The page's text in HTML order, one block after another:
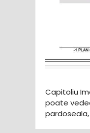
Capitoliu
poate